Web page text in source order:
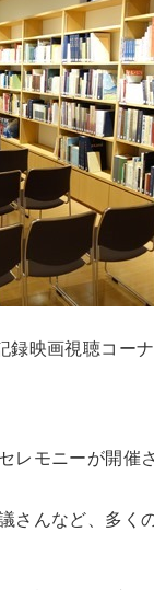
録映画視聴コー
レモニーが開催
さんなど、多く